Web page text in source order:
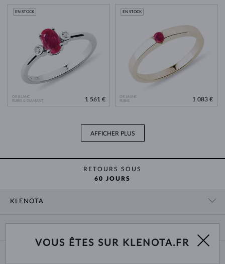
OR BLANC
RUBIS & DIAMANT
EN STOCK
1 561 €
OR JAUNE
RUBIS
EN STOCK
1 083 €
AFFICHER PLUS
RETOURS SOUS
60 JOURS
KLENOTA
NOUS CONNAÎTRE
LIVRAISON ET PAIEMENT
VOUS ÊTES SUR KLENOTA.FR